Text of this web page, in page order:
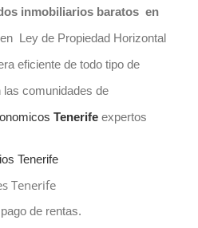
inmobiliarios baratos en
Ley de Propiedad Horizontal
eficiente de todo tipo de
comunidades de
Tenerifeexpertos
Tenerife
Tenerife
de rentas.